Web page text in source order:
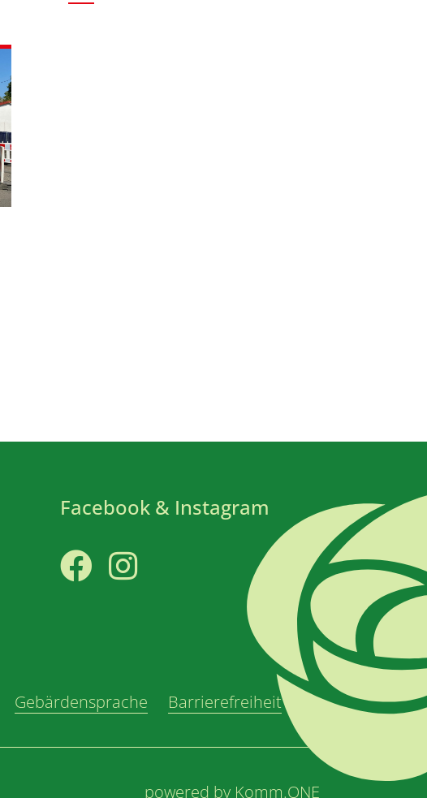
Facebook & Instagram
Gebärdensprache Barrierefreiheit
powered by Komm.ONE